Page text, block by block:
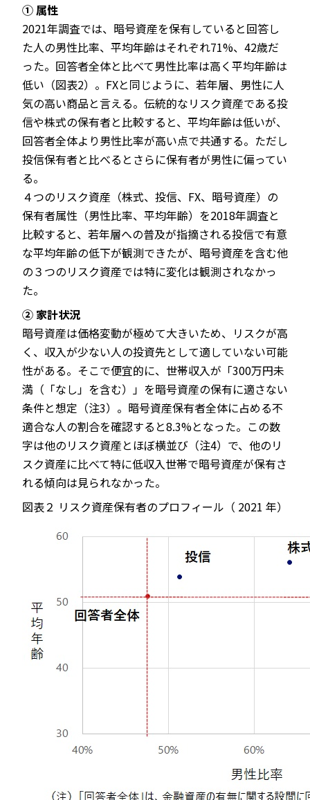
① 属性
2021年調査では、暗号資産を保有していると回答し
た人の男性比率、平均年齢はそれぞれ71%、42歳だ
った。回答者全体と比べて男性比率は高く平均年齢は
低い（図表2）。FXと同じように、若年層、男性に人
気の高い商品と言える。伝統的なリスク資産である投
信や株式の保有者と比較すると、平均年齢は低いが、
回答者全体より男性比率が高い点で共通する。ただし
投信保有者と比べるとさらに保有者が男性に偏ってい
る。
４つのリスク資産（株式、投信、FX、暗号資産）の
保有者属性（男性比率、平均年齢）を2018年調査と
比較すると、若年層への普及が指摘される投信で有意
な平均年齢の低下が観測できたが、暗号資産を含む他
の３つのリスク資産では特に変化は観測されなかっ
た。
② 家計状況
暗号資産は価格変動が極めて大きいため、リスクが高
く、収入が少ない人の投資先として適していない可能
性がある。そこで便宜的に、世帯収入が「300万円未
満（「なし」を含む）」を暗号資産の保有に適さない
条件と想定（注3）。暗号資産保有者全体に占める不
適合な人の割合を確認すると8.3%となった。この数
字は他のリスク資産とほぼ横並び（注4）で、他のリ
スク資産に比べて特に低収入世帯で暗号資産が保有さ
れる傾向は見られなかった。
図表２ リスク資産保有者のプロフィール（ 2021 年）